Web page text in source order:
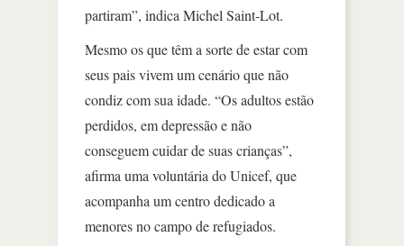
partiram”, indica Michel Saint-Lot.
Mesmo os que têm a sorte de estar com
seus pais vivem um cenário que não
condiz com sua idade. “Os adultos estão
perdidos, em depressão e não
conseguem cuidar de suas crianças”,
afirma uma voluntária do Unicef, que
acompanha um centro dedicado a
menores no campo de refugiados.